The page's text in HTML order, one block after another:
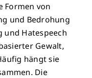
Formen von
und Bedrohung
und Hatespeech
Gewalt,
hängt sie
Die